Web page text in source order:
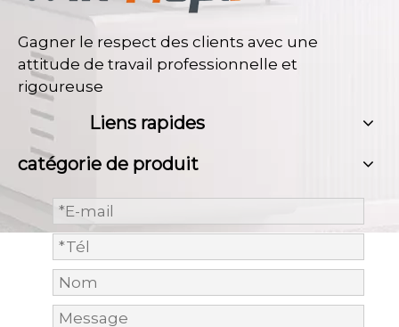
Gagner le respect des clients avec une
attitude de travail professionnelle et
rigoureuse
Liens rapides
catégorie de produit